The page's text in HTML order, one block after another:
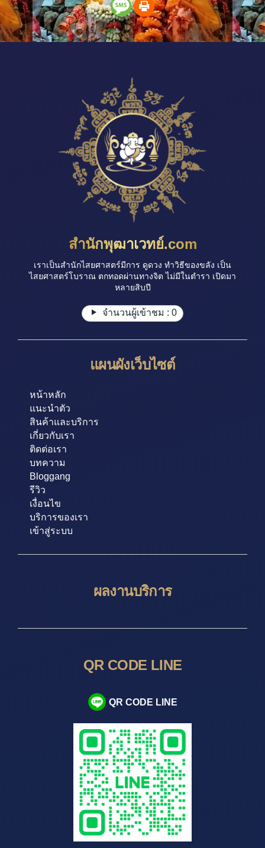
สำนักพุฒาเวทย์.com
เราเป็นสำนักไสยศาสตร์มีการ ดูดวง ทำวิธีของขลัง เป็น
ไสยศาสตร์โบราณ ตกทอดผ่านทางจิต ไม่มีในตำรา เปิดมา
หลายสิบปี
จำนวนผู้เข้าชม : 0
แผนผังเว็บไซต์
หน้าหลัก
แนะนำตัว
สินค้าและบริการ
เกี่ยวกับเรา
ติดต่อเรา
บทความ
Bloggang
รีวิว
เงื่อนไข
บริการของเรา
เข้าสู่ระบบ
ผลงานบริการ
QR CODE LINE
QR CODE LINE